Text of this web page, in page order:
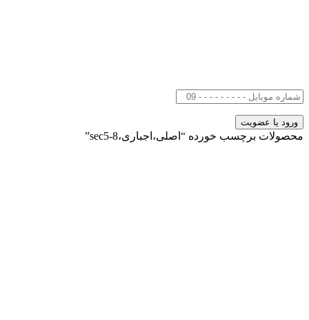
محصولات برچسب خورده “اصلی،اجباری،sec5-8”